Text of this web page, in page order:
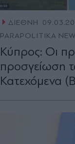
ΔΙΕΘΝΗ
PARAPOLITIKA
Κύπρος: Οι
προσγείωση
Κατεχόμενα